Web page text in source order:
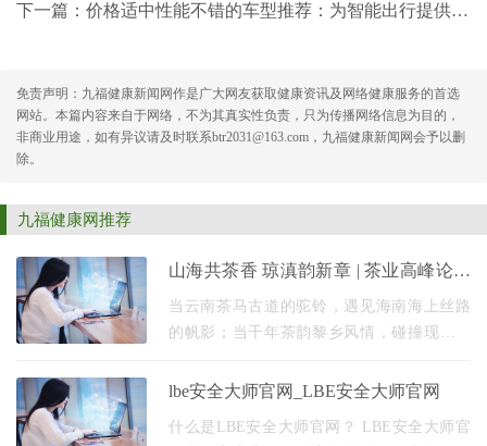
下一篇： 价格适中性能不错的车型推荐：为智能出行提供高性价比选择
免责声明：九福健康新闻网作是广大网友获取健康资讯及网络健康服务的首选
网站。本篇内容来自于网络，不为其真实性负责，只为传播网络信息为目的，
非商业用途，如有异议请及时联系btr2031@163.com，九福健康新闻网会予以删
除。
九福健康网推荐
山海共茶香 琼滇韵新章 | 茶业高峰论坛
圆满闭幕
当云南茶马古道的驼铃，遇见海南海上丝路
的帆影；当千年茶韵黎乡风情，碰撞现代科
越时空与山海的盛会。 8月30日至9月3日，首
lbe安全大师官网_LBE安全大师官网
什么是LBE安全大师官网？ LBE安全大师官